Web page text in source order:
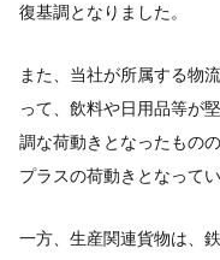
復基調となりました。
また、当社が所属する物
って、飲料や日用品等が
調な荷動きとなったもの
プラスの荷動きとなってい
一方、生産関連貨物は、